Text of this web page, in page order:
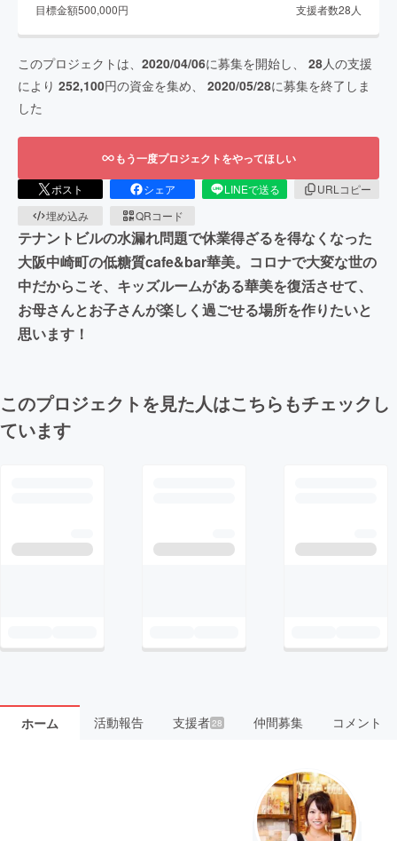
目標金額500,000円 支援者数28 人
このプロジェクトは、 2020/04/06に募集を開始し、 28人の支援
により 252,100円の資金を集め、 2020/05/28に募集を終了しま
した
もう一度プロジェクトをやってほしい
ポスト シェア LINEで送る
URLコピー
埋め込み
QRコード
テナントビルの水漏れ問題で休業得ざるを得なくなった
大阪中崎町の低糖質cafe&bar華美。コロナで大変な世の
中だからこそ、キッズルームがある華美を復活させて、
お母さんとお子さんが楽しく過ごせる場所を作りたいと
思います！
このプロジェクトを見た人はこちらもチェックし
ています
ホーム 活動報告 支援者 28 仲間募集 コメント